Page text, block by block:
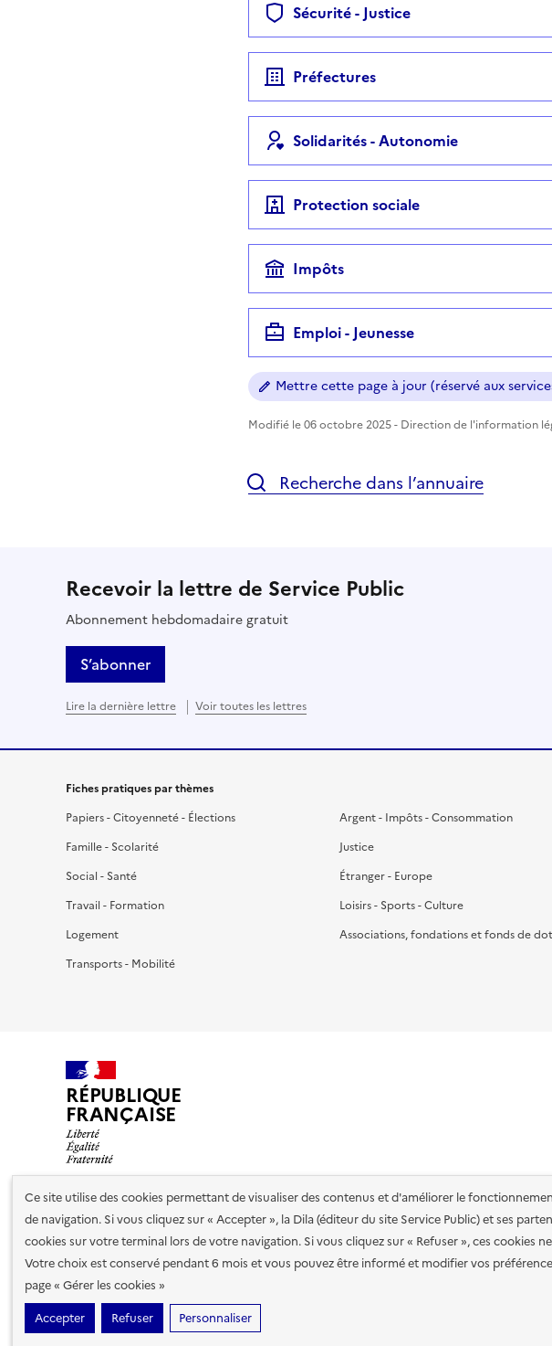
Ce site utilise des cookies permettant de visualiser des contenus et d'améliorer le
de navigation. Si vous cliquez sur « Accepter », la Dila (éditeur du site Service Public) et ses
cookies sur votre terminal lors de votre navigation. Si vous cliquez sur « Refuser », ces cookies
Votre choix est conservé pendant 6 mois et vous pouvez être informé et modifier vos
page « Gérer les cookies »
Accepter
Refuser Personnaliser
Sécurité - Justice
Préfectures
Solidarités - Autonomie
Protection sociale
Impôts
Emploi - Jeunesse
Mettre cette page à jour (réservé aux
Modifié le 06 octobre 2025 - Direction de l'information
Recherche dans l’annuaire
Recevoir la lettre de Service Public
Abonnement hebdomadaire gratuit
S’abonner
Lire la dernière lettre Voir toutes les lettres
Fiches pratiques par thèmes
Papiers - Citoyenneté - Élections
Famille - Scolarité
Social - Santé
Travail - Formation
Logement
Transports - Mobilité
Argent - Impôts - Consommation
Justice
Étranger - Europe
Loisirs - Sports - Culture
Associations, fondations et fonds de
RÉPUBLIQUE
FRANÇAISE
Nos partenaires
Plan du site Accessibilité : totalement conforme
cookies